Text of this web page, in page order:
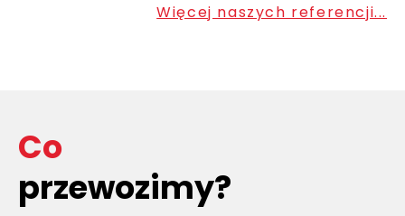
Więcej naszych referencji...
Co
przewozimy?